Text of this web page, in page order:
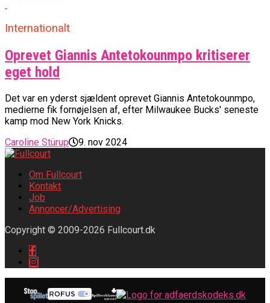
Internationalt
Oprevet Giannis Antetokounmpo kritiserer
eget hold
Det var en yderst sjældent oprevet Giannis Antetokounmpo,
medierne fik fornøjelsen af, efter Milwaukee Bucks' seneste
kamp mod New York Knicks.
Caroline Stürup
9. nov 2024
Om Fullcourt
Kontakt
Job
Annoncer/Advertising
Copyright © 2009-2026 Fullcourt.dk